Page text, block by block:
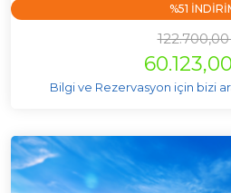
%51
Bilgi ve Rezervasyon için bizi